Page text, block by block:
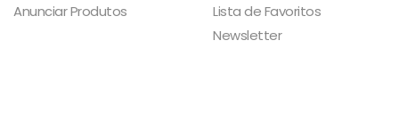
Anunciar Produtos
Lista de Favoritos
Newsletter